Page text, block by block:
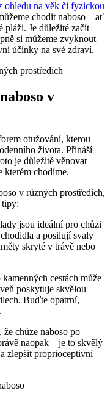
ohledu na věk či fyzickou
chodit naboso – ať
pláži. Je důležité začít
si můžeme zvyknout
účinky na své zdraví.
v
otužování, kterou
života. Přináší
je důležité věnovat
kterém chodíme.
v různých prostředích,
tipy:
jsou ideální pro chůzi
a posilují svaly
skryté v trávě nebo
cestách může
poskytuje skvělou
Buďte opatrní,
chůze naboso po
naopak – je to skvělý
zlepšit proprioceptivní